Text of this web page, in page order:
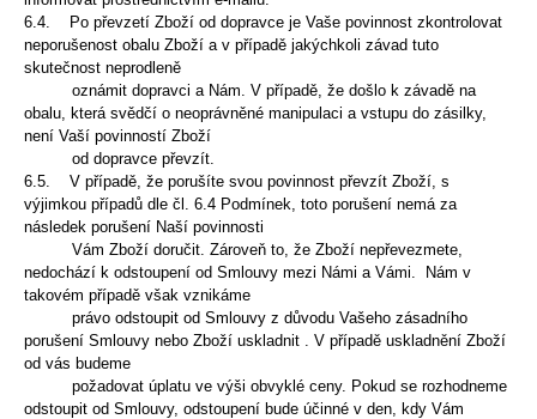
6.4. Po převzetí Zboží od dopravce je Vaše povinnost zkontrolovat
neporušenost obalu Zboží a v případě jakýchkoli závad tuto
skutečnost neprodleně
oznámit dopravci a Nám. V případě, že došlo k závadě na
obalu, která svědčí o neoprávněné manipulaci a vstupu do zásilky,
není Vaší povinností Zboží
od dopravce převzít.
6.5. V případě, že porušíte svou povinnost převzít Zboží, s
výjimkou případů dle čl. 6.4 Podmínek, toto porušení nemá za
následek porušení Naší povinnosti
Vám Zboží doručit. Zároveň to, že Zboží nepřevezmete,
nedochází k odstoupení od Smlouvy mezi Námi a Vámi. Nám v
takovém případě však vznikáme
právo odstoupit od Smlouvy z důvodu Vašeho zásadního
porušení Smlouvy nebo Zboží uskladnit . V případě uskladnění Zboží
od vás budeme
požadovat úplatu ve výši obvyklé ceny. Pokud se rozhodneme
odstoupit od Smlouvy, odstoupení bude účinné v den, kdy Vám